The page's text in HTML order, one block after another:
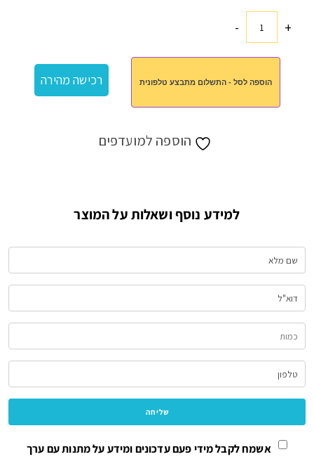
+כמות
לכרטיס
אשראי
-
הוספה לסל - התשלום מתבצע טלפונית רכישה מהירה
הוספה למועדפים
למידע נוסף ושאלות על המוצר
אשמח לקבל מידי פעם עדכונים ומידע על מתנות עם ערך